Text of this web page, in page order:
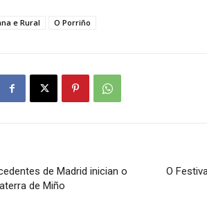
e Rural O Porriño
de Madrid inician o
de Miño
O